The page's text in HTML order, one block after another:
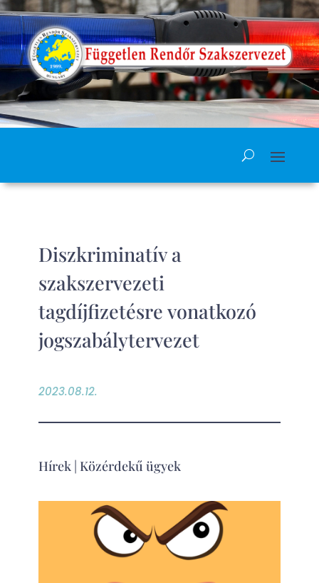
Diszkriminatív a
szakszervezeti
tagdíjfizetésre vonatkozó
jogszabálytervezet
2023.08.12.
Hírek| Közérdekű ügyek